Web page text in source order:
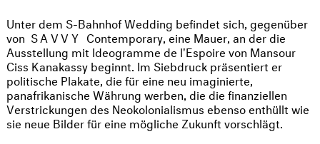
Unter dem S-Bahnhof Wedding befindet sich, gegenüber
von SAVVY Contemporary, eine Mauer, an der die
Ausstellung mit Ideogramme de l'Espoire von Mansour
Ciss Kanakassy beginnt. Im Siebdruck präsentiert er
politische Plakate, die für eine neu imaginierte,
panafrikanische Währung werben, die die finanziellen
Verstrickungen des Neokolonialismus ebenso enthüllt wie
sie neue Bilder für eine mögliche Zukunft vorschlägt.